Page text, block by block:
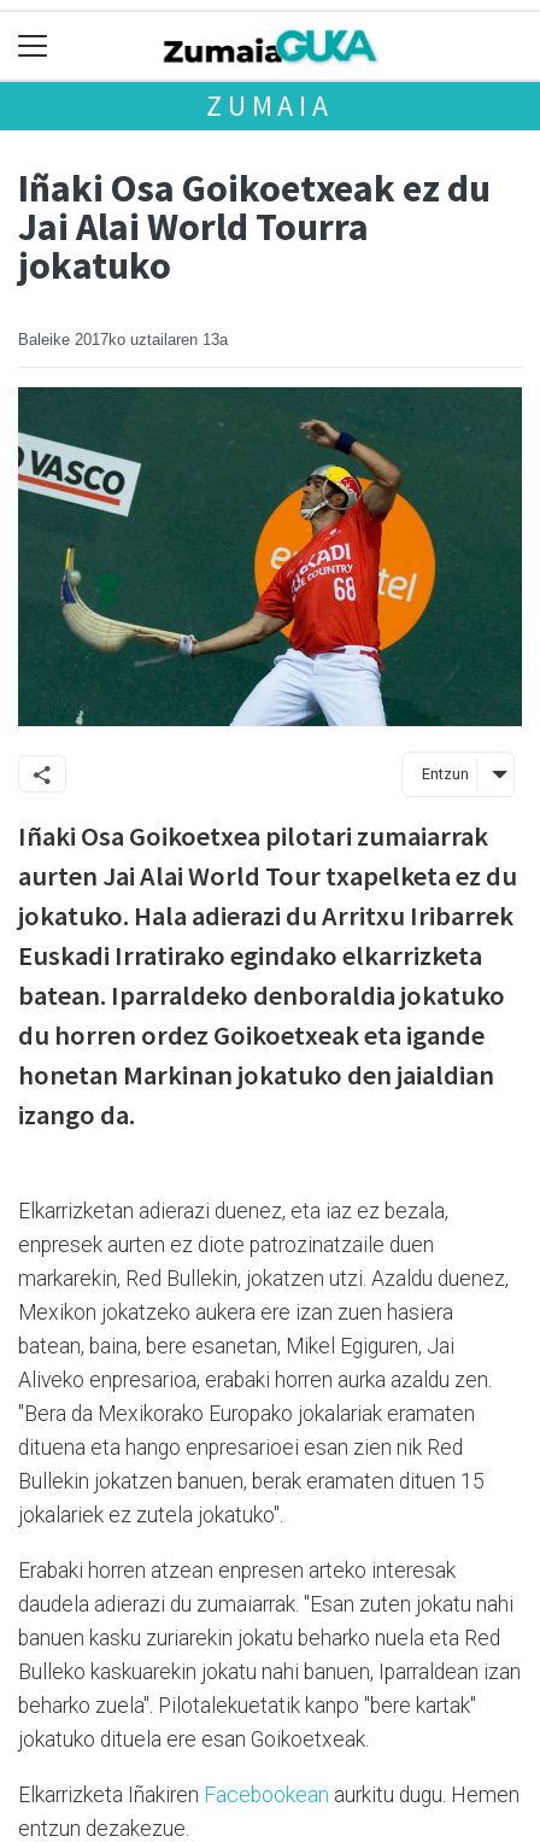
ZUMAIA
Iñaki Osa Goikoetxeak ez du
Jai Alai World Tourra
jokatuko
Baleike 2017ko uztailaren 13a
Entzun
Iñaki Osa Goikoetxea pilotari zumaiarrak
aurten Jai Alai World Tour txapelketa ez du
jokatuko. Hala adierazi du Arritxu Iribarrek
Euskadi Irratirako egindako elkarrizketa
batean. Iparraldeko denboraldia jokatuko
du horren ordez Goikoetxeak eta igande
honetan Markinan jokatuko den jaialdian
izango da.
Elkarrizketan adierazi duenez, eta iaz ez bezala,
enpresek aurten ez diote patrozinatzaile duen
markarekin, Red Bullekin, jokatzen utzi. Azaldu duenez,
Mexikon jokatzeko aukera ere izan zuen hasiera
batean, baina, bere esanetan, Mikel Egiguren, Jai
Aliveko enpresarioa, erabaki horren aurka azaldu zen.
"Bera da Mexikorako Europako jokalariak eramaten
dituena eta hango enpresarioei esan zien nik Red
Bullekin jokatzen banuen, berak eramaten dituen 15
jokalariek ez zutela jokatuko".
Erabaki horren atzean enpresen arteko interesak
daudela adierazi du zumaiarrak. "Esan zuten jokatu nahi
banuen kasku zuriarekin jokatu beharko nuela eta Red
Bulleko kaskuarekin jokatu nahi banuen, Iparraldean izan
beharko zuela". Pilotalekuetatik kanpo "bere kartak"
jokatuko dituela ere esan Goikoetxeak.
Elkarrizketa Iñakiren Facebookean aurkitu dugu. Hemen
entzun dezakezue.